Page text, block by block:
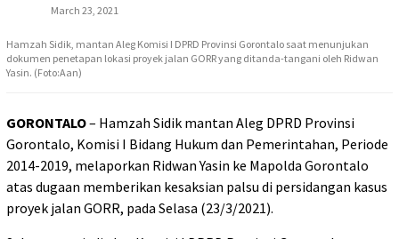
March 23, 2021
Hamzah Sidik, mantan Aleg Komisi I DPRD Provinsi Gorontalo saat menunjukan
dokumen penetapan lokasi proyek jalan GORR yang ditanda-tangani oleh Ridwan
Yasin. (Foto:Aan)
GORONTALO– Hamzah Sidik mantan Aleg DPRD Provinsi
Gorontalo, Komisi I Bidang Hukum dan Pemerintahan, Periode
2014-2019, melaporkan Ridwan Yasin ke Mapolda Gorontalo
atas dugaan memberikan kesaksian palsu di persidangan kasus
proyek jalan GORR, pada Selasa (23/3/2021).